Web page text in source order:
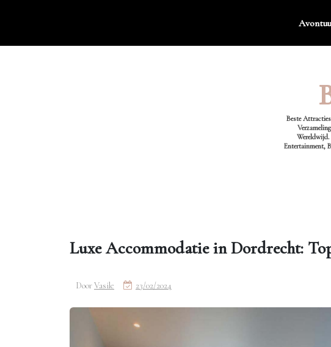
Beste
Entertainment,
Luxe Accommodatie in Dordrecht:
DoorVasile 23/02/2024